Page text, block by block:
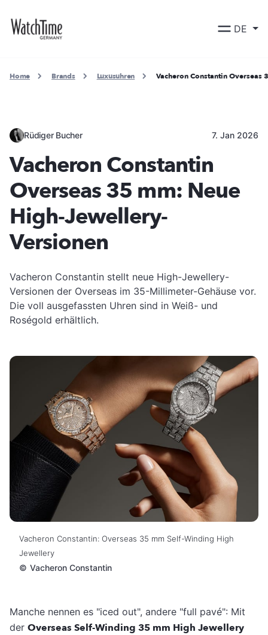
DE
Home Brands Luxusuhren Vacheron Constantin Overseas
Rüdiger Bucher 7. Jan 2026
Vacheron Constantin
Overseas 35 mm: Neue
High-Jewellery-
Versionen
Vacheron Constantin stellt neue High-Jewellery-
Versionen der Overseas im 35-Millimeter-Gehäuse vor.
Die voll ausgefassten Uhren sind in Weiß- und
Roségold erhältlich.
Vacheron Constantin: Overseas 35 mm Self-Winding High
Jewellery
© Vacheron Constantin
Manche nennen es "iced out", andere "full pavé": Mit
der Overseas Self-Winding 35 mm High Jewellery